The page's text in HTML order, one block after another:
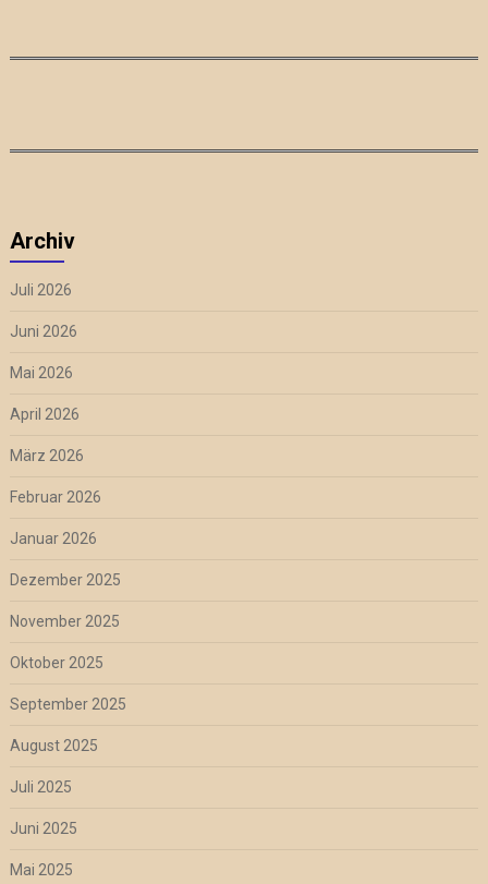
Archiv
Juli 2026
Juni 2026
Mai 2026
April 2026
März 2026
Februar 2026
Januar 2026
Dezember 2025
November 2025
Oktober 2025
September 2025
August 2025
Juli 2025
Juni 2025
Mai 2025